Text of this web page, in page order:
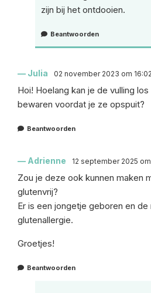
zijn bij het ontdooien.
Beantwoorden
Julia 02 november 2023 om 16:02
Hoi! Hoelang kan je de vulling
bewaren voordat je ze opspuit?
Beantwoorden
Adrienne 12 september 2025
Zou je deze ook kunnen maken
glutenvrij?
Er is een jongetje geboren en
glutenallergie.
Groetjes!
Beantwoorden